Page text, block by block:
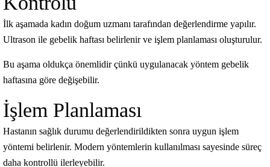
İlk aşamada kadın doğum uzmanı tarafından değerlendirme yapılır.
Ultrason ile gebelik haftası belirlenir ve işlem planlaması oluşturulur.
Bu aşama oldukça önemlidir çünkü uygulanacak yöntem gebelik
haftasına göre değişebilir.
İşlem Planlaması
Hastanın sağlık durumu değerlendirildikten sonra uygun işlem
yöntemi belirlenir. Modern yöntemlerin kullanılması sayesinde süreç
daha kontrollü ilerleyebilir.